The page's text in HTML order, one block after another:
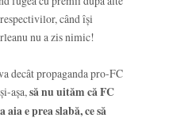
când își
nu a zis nimic!
decât propaganda pro-FC
așa,să nu uităm că FC
e prea slabă, ce să